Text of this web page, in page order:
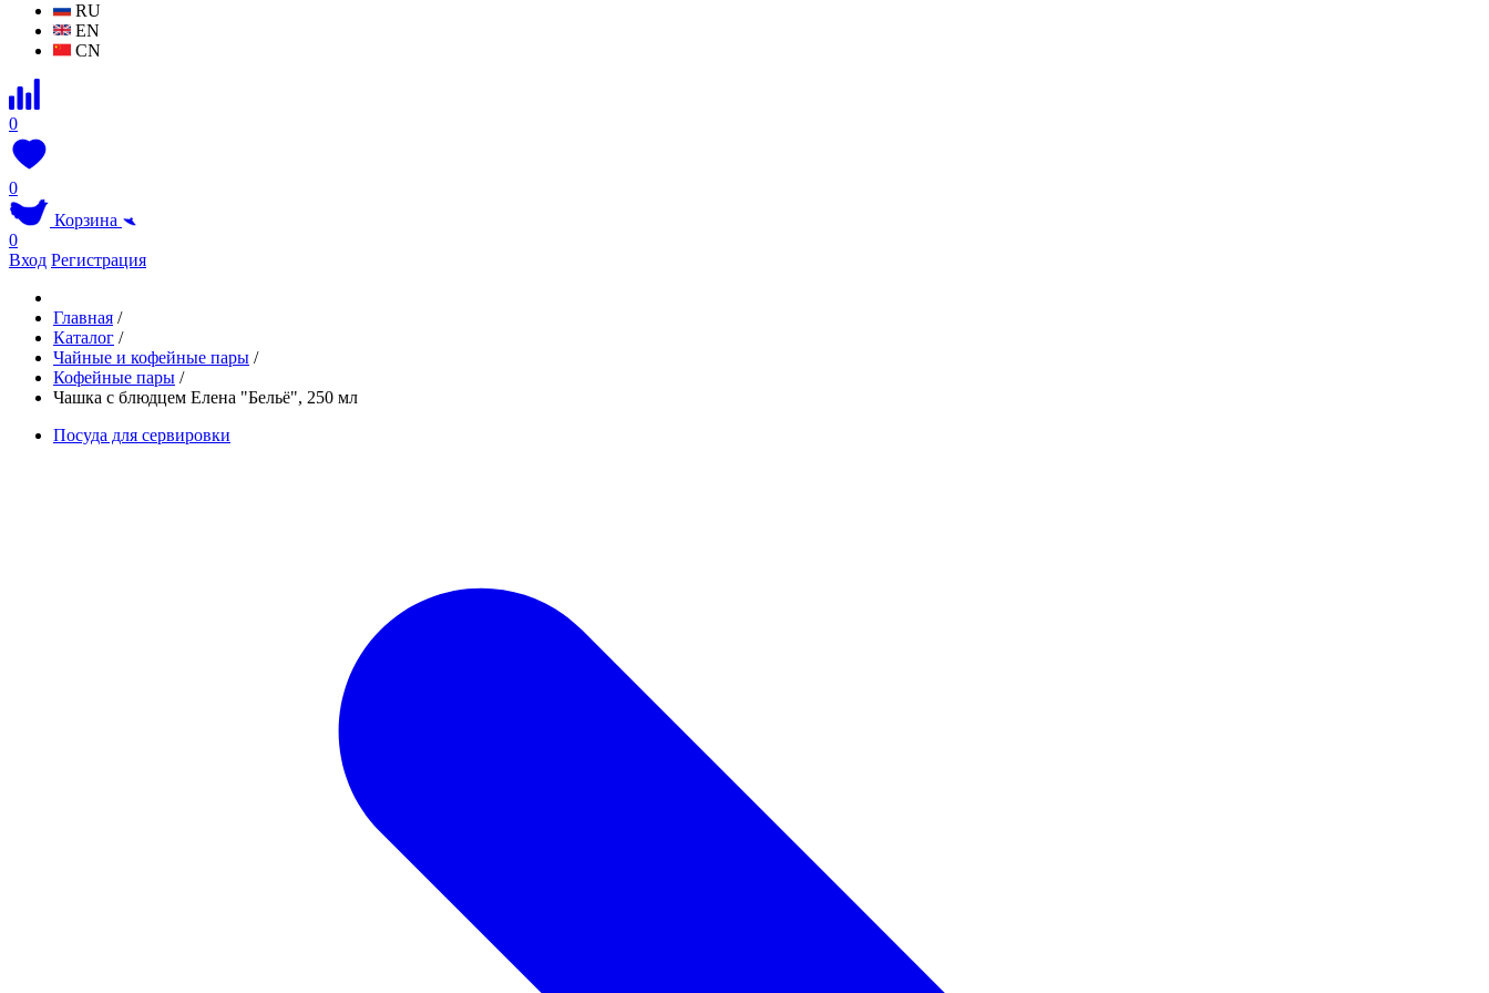
RU
EN
CN
0
0
Корзина
0
Вход Регистрация
Главная /
Каталог /
Чайные и кофейные пары /
Кофейные пары /
Чашка с блюдцем Елена "Бельё", 250 мл
Посуда для сервировки